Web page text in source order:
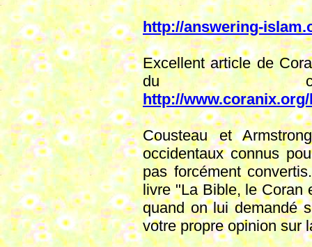
http://answering-
Excellent article de
du
http://
Cousteau et
occidentaux connus
pas forcément
livre "La Bible, le Coran
quand on lui demandé
votre propre opinion sur